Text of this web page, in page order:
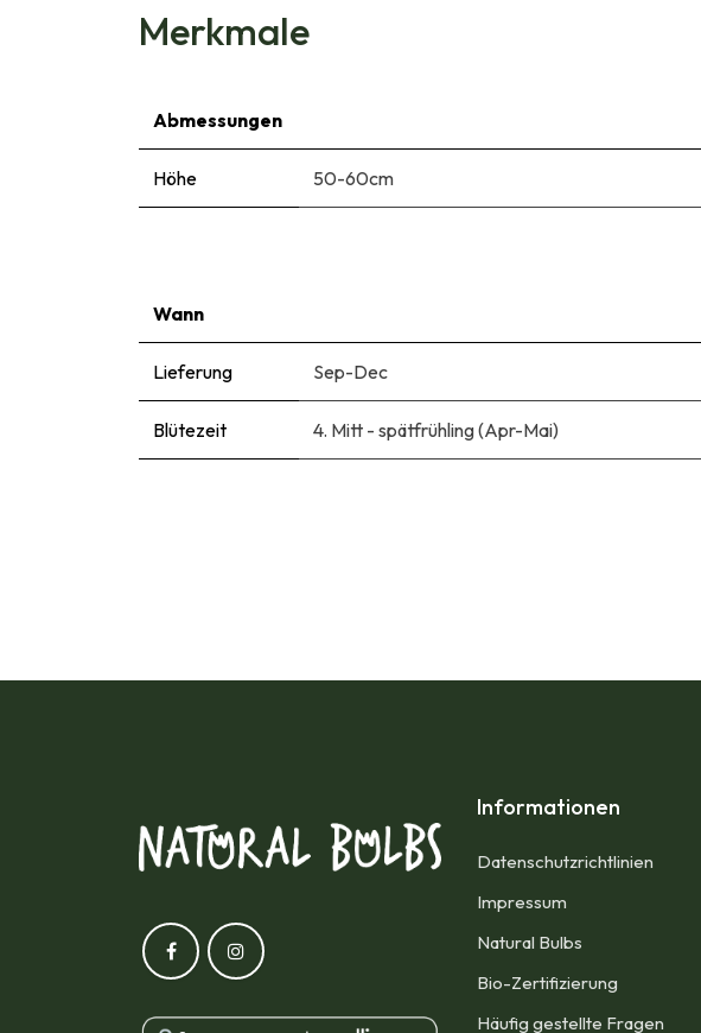
Merkmale
Abmessungen
Höhe 50-60cm
Wann
Lieferung Sep-Dec
Blütezeit 4. Mitt - spätfrühling (Apr-Mai)
Informationen
Datenschutzrichtlinien
Impressum​
Natural Bulbs
Bio-Zertifizierung
Häufig gestellte Fragen